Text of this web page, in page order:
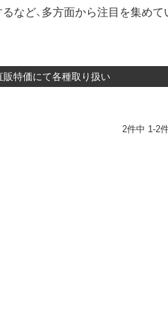
など、多方面から注目を集めて
販特価にて各種取り扱い
2件中 1-2